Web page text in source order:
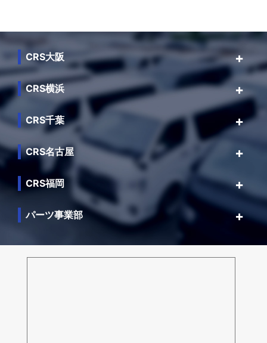
CRS大阪
CRS横浜
CRS千葉
CRS名古屋
CRS福岡
パーツ事業部